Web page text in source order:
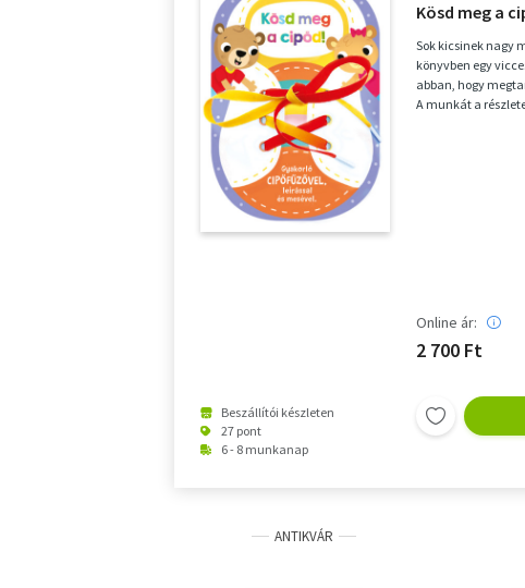
Beszállítói készleten
27 pont
6 - 8 munkanap
Kösd meg a
Sok kicsinek nagy
könyvben egy
abban, hogy
A munkát a
Online ár:
2 700 Ft
ANTIKVÁR